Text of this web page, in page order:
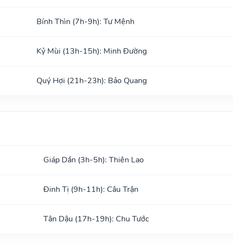
Bính Thìn (7h-9h): Tư Mệnh
Kỷ Mùi (13h-15h): Minh Đường
Quý Hợi (21h-23h): Bảo Quang
Giáp Dần (3h-5h): Thiên Lao
Đinh Tị (9h-11h): Câu Trận
Tân Dậu (17h-19h): Chu Tước